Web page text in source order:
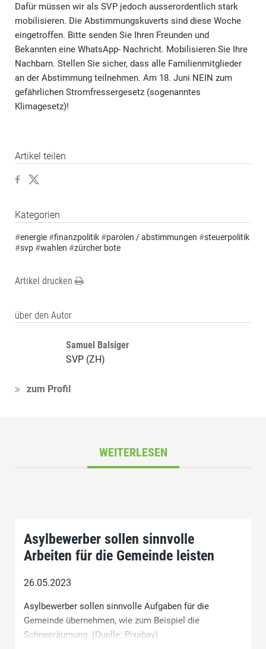
Dafür müssen wir als SVP jedoch ausserordentlich stark
mobilisieren. Die Abstimmungskuverts sind diese Woche
eingetroffen. Bitte senden Sie Ihren Freunden und
Bekannten eine WhatsApp- Nachricht. Mobilisieren Sie Ihre
Nachbarn. Stellen Sie sicher, dass alle Familienmitglieder
an der Abstimmung teilnehmen. Am 18. Juni NEIN zum
gefährlichen Stromfressergesetz (sogenanntes
Klimagesetz)!
Artikel teilen
Kategorien
#energie#finanzpolitik#parolen / abstimmungen #steuerpolitik
#svp#wahlen #zürcher bote
Artikel drucken
über den Autor
Samuel Balsiger
SVP (ZH)
zum Profil
WEITERLESEN
Asylbewerber sollen sinnvolle
Arbeiten für die Gemeinde leisten
26.05.2023
Asylbewerber sollen sinnvolle Aufgaben für die
Gemeinde übernehmen, wie zum Beispiel die
Schneeräumung. (Quelle: Pixabay)